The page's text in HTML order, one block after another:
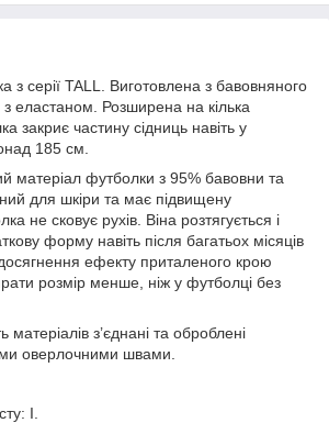
з серії TALL. Виготовлена з бавовняного
еластаном. Розширена на кілька
закриє частину сідниць навіть у
185 см.
матеріал футболки з 95% бавовни та
для шкіри та має підвищену
не сковує рухів. Віна розтягується і
форму навіть після багатьох місяців
ефекту приталеного крою
розмір менше, ніж у футболці без
матеріалів з’єднані та оброблені
оверлочними швами.
I.